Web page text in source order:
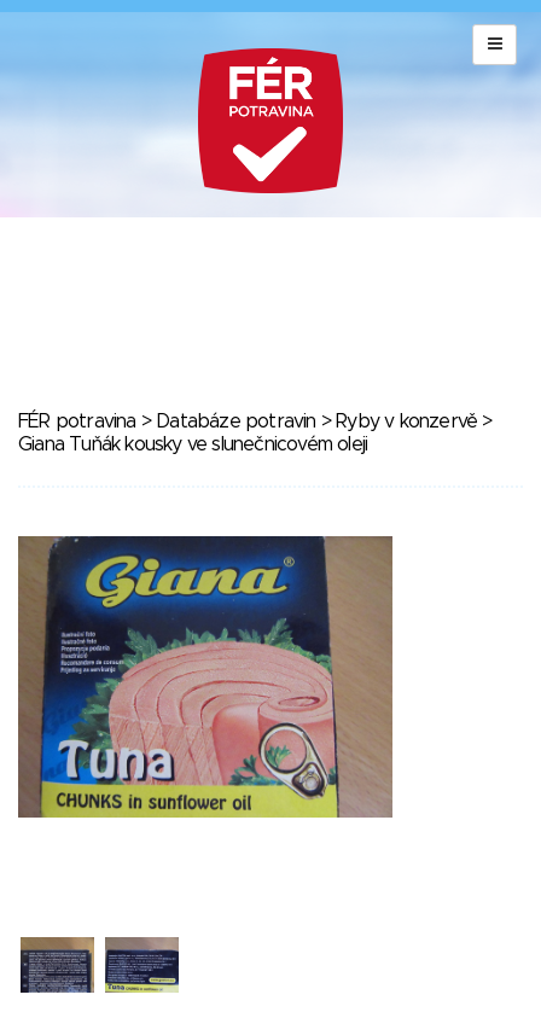
FÉR potravina > Databáze potravin > Ryby v konzervě >
Giana Tuňák kousky ve slunečnicovém oleji